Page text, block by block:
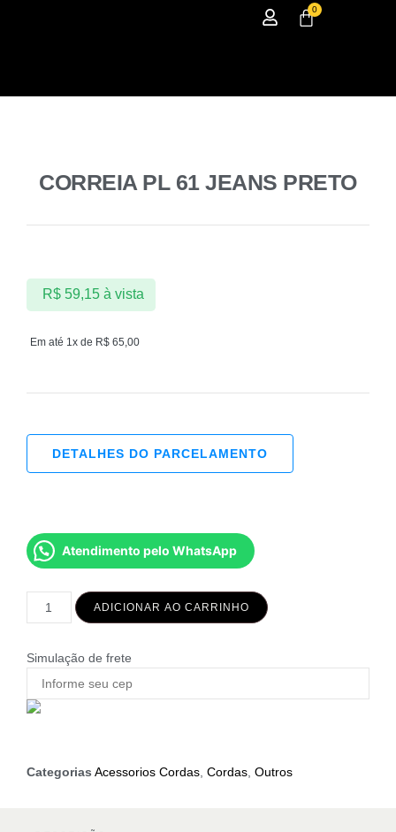
0
CORREIA PL 61 JEANS PRETO
Em até 1x de R$ 65,00
R$59,15 à vista
DETALHES DO PARCELAMENTO
Atendimento pelo WhatsApp
ADICIONAR AO CARRINHO
Simulação de frete
Categorias Acessorios Cordas Cordas Outros